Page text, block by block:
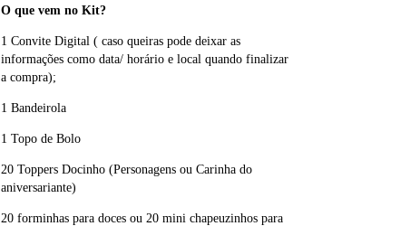
O que vem no Kit?
1 Convite Digital ( caso queiras pode deixar as
informações como data/ horário e local quando finalizar
a compra);
1 Bandeirola
1 Topo de Bolo
20 Toppers Docinho (Personagens ou Carinha do
aniversariante)
20 forminhas para doces ou 20 mini chapeuzinhos para